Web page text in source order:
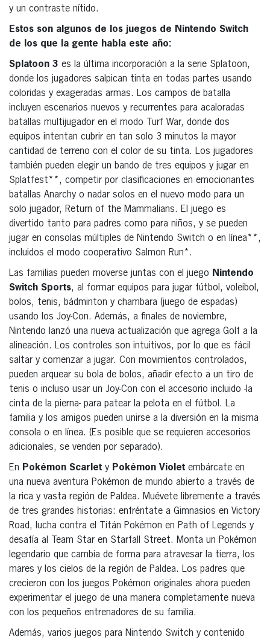
y un contraste nítido.
Estos son algunos de los juegos de Nintendo Switch
de los que la gente habla este año:
Splatoon 3 es la última incorporación a la serie Splatoon,
donde los jugadores salpican tinta en todas partes usando
coloridas y exageradas armas. Los campos de batalla
incluyen escenarios nuevos y recurrentes para acaloradas
batallas multijugador en el modo Turf War, donde dos
equipos intentan cubrir en tan solo 3 minutos la mayor
cantidad de terreno con el color de su tinta. Los jugadores
también pueden elegir un bando de tres equipos y jugar en
Splatfest**, competir por clasificaciones en emocionantes
batallas Anarchy o nadar solos en el nuevo modo para un
solo jugador, Return of the Mammalians. El juego es
divertido tanto para padres como para niños, y se pueden
jugar en consolas múltiples de Nintendo Switch o en línea**,
incluidos el modo cooperativo Salmon Run*.
Las familias pueden moverse juntas con el juego Nintendo
Switch Sports, al formar equipos para jugar fútbol, ​​voleibol,
bolos, tenis, bádminton y chambara (juego de espadas)
usando los Joy-Con. Además, a finales de noviembre,
Nintendo lanzó una nueva actualización que agrega Golf a la
alineación. Los controles son intuitivos, por lo que es fácil
saltar y comenzar a jugar. Con movimientos controlados,
pueden arquear su bola de bolos, añadir efecto a un tiro de
tenis o incluso usar un Joy-Con con el accesorio incluido -la
cinta de la pierna- para patear la pelota en el fútbol. La
familia y los amigos pueden unirse a la diversión en la misma
consola o en línea. (Es posible que se requieren accesorios
adicionales, se venden por separado).
En Pokémon Scarlet y Pokémon Violet embárcate en
una nueva aventura Pokémon de mundo abierto a través de
la rica y vasta región de Paldea. Muévete libremente a través
de tres grandes historias: enfréntate a Gimnasios en Victory
Road, lucha contra el Titán Pokémon en Path of Legends y
desafía al Team Star en Starfall Street. Monta un Pokémon
legendario que cambia de forma para atravesar la tierra, los
mares y los cielos de la región de Paldea. Los padres que
crecieron con los juegos Pokémon originales ahora pueden
experimentar el juego de una manera completamente nueva
con los pequeños entrenadores de su familia.
Además, varios juegos para Nintendo Switch y contenido